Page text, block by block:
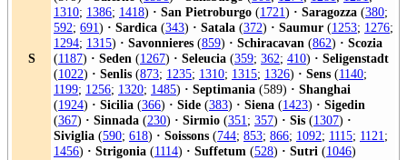
S
1310; 1386; 1418) · San Pietroburgo (1721) · Saragozza (380;
592; 691) · Sardica (343) · Satala (372) · Saumur (1253; 1276;
1294; 1315) · Savonnieres (859) · Schiracavan (862) · Scozia
(1187) · Seden (1267) · Seleucia (359; 362; 410) · Seligenstadt
(1022) · Senlis (873; 1235; 1310; 1315; 1326) · Sens (1140;
1199; 1256; 1320; 1485) · Septimania (589) · Shanghai
(1924) · Sicilia (366) · Side (383) · Siena (1423) · Sigedin
(367) · Sinnada (230) · Sirmio (351; 357) · Sis (1307) ·
Siviglia (590; 618) · Soissons (744; 853; 866; 1092; 1115; 1121;
1456) · Strigonia (1114) · Suffetum (528) · Sutri (1046)